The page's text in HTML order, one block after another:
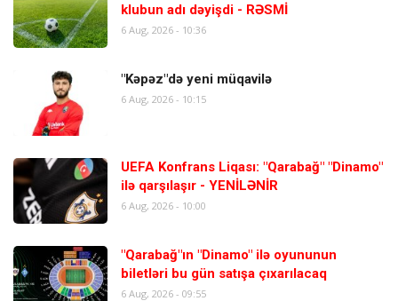
klubun adı dəyişdi - RƏSMİ
6 Aug, 2026 - 10:36
"Kəpəz"də yeni müqavilə
6 Aug, 2026 - 10:15
UEFA Konfrans Liqası: "Qarabağ" "Dinamo"
ilə qarşılaşır - YENİLƏNİR
6 Aug, 2026 - 10:00
"Qarabağ"ın "Dinamo" ilə oyununun
biletləri bu gün satışa çıxarılacaq
6 Aug, 2026 - 09:55